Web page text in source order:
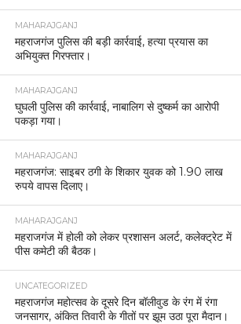
MAHARAJGANJ
महराजगंज पुलिस की बड़ी कार्रवाई, हत्या प्रयास का
अभियुक्त गिरफ्तार।
MAHARAJGANJ
घुघली पुलिस की कार्रवाई, नाबालिग से दुष्कर्म का आरोपी
पकड़ा गया।
MAHARAJGANJ
महराजगंज: साइबर ठगी के शिकार युवक को 1.90 लाख
रुपये वापस दिलाए।
MAHARAJGANJ
महराजगंज में होली को लेकर प्रशासन अलर्ट, कलेक्ट्रेट में
पीस कमेटी की बैठक।
UNCATEGORIZED
महराजगंज महोत्सव के दूसरे दिन बॉलीवुड के रंग में रंगा
जनसागर, अंकित तिवारी के गीतों पर झूम उठा पूरा मैदान।